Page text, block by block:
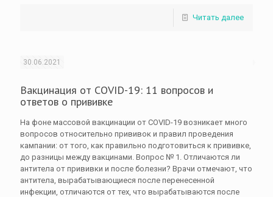
Читать далее
30.06.2021
Вакцинация от COVID-19: 11 вопросов и
ответов о прививке
На фоне массовой вакцинации от COVID-19 возникает много
вопросов относительно прививок и правил проведения
кампании: от того, как правильно подготовиться к прививке,
до разницы между вакцинами. Вопрос № 1. Отличаются ли
антитела от прививки и после болезни? Врачи отмечают, что
антитела, вырабатывающиеся после перенесенной
инфекции, отличаются от тех, что вырабатываются после